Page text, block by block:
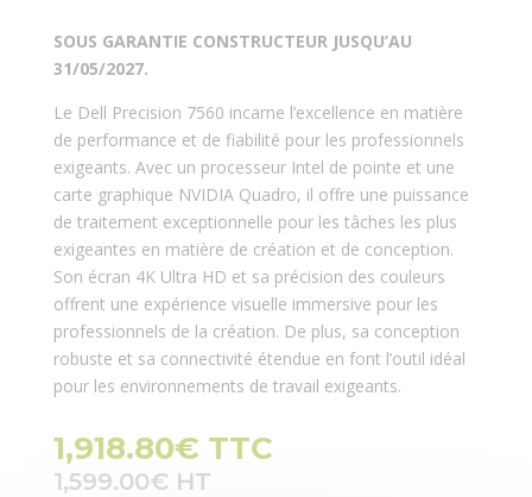
SOUS GARANTIE CONSTRUCTEUR JUSQU’AU
31/05/2027.
Le Dell Precision 7560 incarne l’excellence en matière
de performance et de fiabilité pour les professionnels
exigeants. Avec un processeur Intel de pointe et une
carte graphique NVIDIA Quadro, il offre une puissance
de traitement exceptionnelle pour les tâches les plus
exigeantes en matière de création et de conception.
Son écran 4K Ultra HD et sa précision des couleurs
offrent une expérience visuelle immersive pour les
professionnels de la création. De plus, sa conception
robuste et sa connectivité étendue en font l’outil idéal
pour les environnements de travail exigeants.
1,918.80€ TTC
1,599.00€